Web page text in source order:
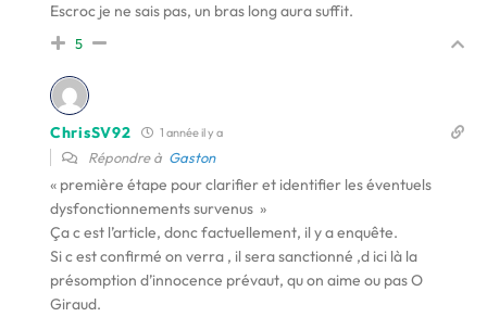
Escroc je ne sais pas, un bras long aura suffit.
5
ChrisSV92 1 année il y a
Répondre à Gaston
« première étape pour clarifier et identifier les éventuels
dysfonctionnements survenus »
Ça c est l’article, donc factuellement, il y a enquête.
Si c est confirmé on verra , il sera sanctionné ,d ici là la
présomption d’innocence prévaut, qu on aime ou pas O
Giraud.